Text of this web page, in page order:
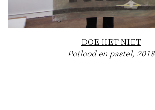
DOE HET NIET
Potlood en pastel, 2018